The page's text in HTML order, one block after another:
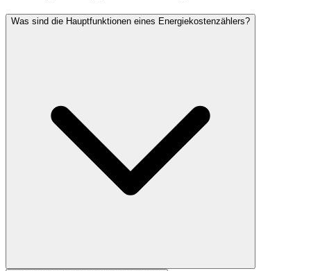
Was sind die Hauptfunktionen eines Energiekostenzählers?